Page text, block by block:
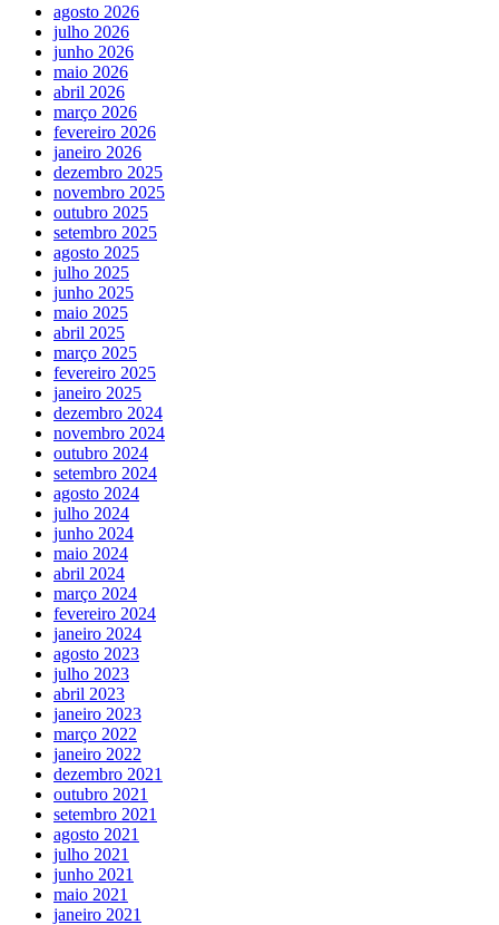
agosto 2026
julho 2026
junho 2026
maio 2026
abril 2026
março 2026
fevereiro 2026
janeiro 2026
dezembro 2025
novembro 2025
outubro 2025
setembro 2025
agosto 2025
julho 2025
junho 2025
maio 2025
abril 2025
março 2025
fevereiro 2025
janeiro 2025
dezembro 2024
novembro 2024
outubro 2024
setembro 2024
agosto 2024
julho 2024
junho 2024
maio 2024
abril 2024
março 2024
fevereiro 2024
janeiro 2024
agosto 2023
julho 2023
abril 2023
janeiro 2023
março 2022
janeiro 2022
dezembro 2021
outubro 2021
setembro 2021
agosto 2021
julho 2021
junho 2021
maio 2021
janeiro 2021